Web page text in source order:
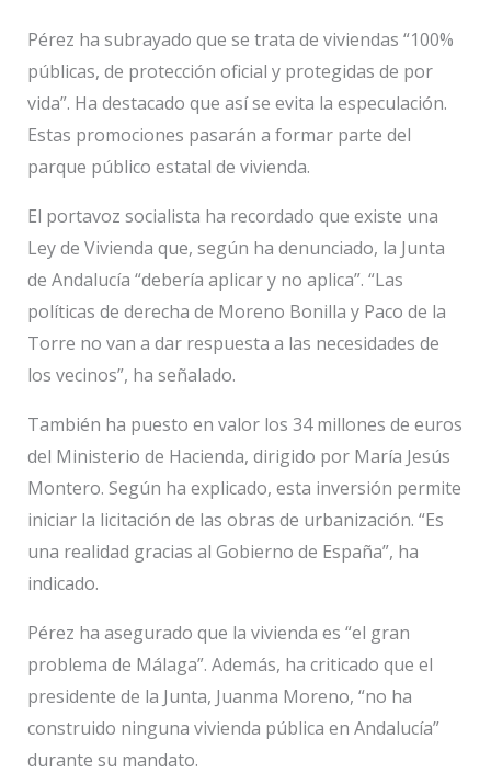
Pérez ha subrayado que se trata de viviendas “100%
públicas, de protección oficial y protegidas de por
vida”. Ha destacado que así se evita la especulación.
Estas promociones pasarán a formar parte del
parque público estatal de vivienda.
El portavoz socialista ha recordado que existe una
Ley de Vivienda que, según ha denunciado, la Junta
de Andalucía “debería aplicar y no aplica”. “Las
políticas de derecha de Moreno Bonilla y Paco de la
Torre no van a dar respuesta a las necesidades de
los vecinos”, ha señalado.
También ha puesto en valor los 34 millones de euros
del Ministerio de Hacienda, dirigido por María Jesús
Montero. Según ha explicado, esta inversión permite
iniciar la licitación de las obras de urbanización. “Es
una realidad gracias al Gobierno de España”, ha
indicado.
Pérez ha asegurado que la vivienda es “el gran
problema de Málaga”. Además, ha criticado que el
presidente de la Junta, Juanma Moreno, “no ha
construido ninguna vivienda pública en Andalucía”
durante su mandato.